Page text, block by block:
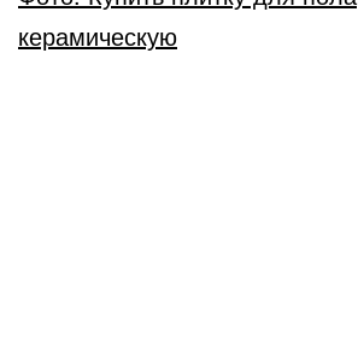
керамическую